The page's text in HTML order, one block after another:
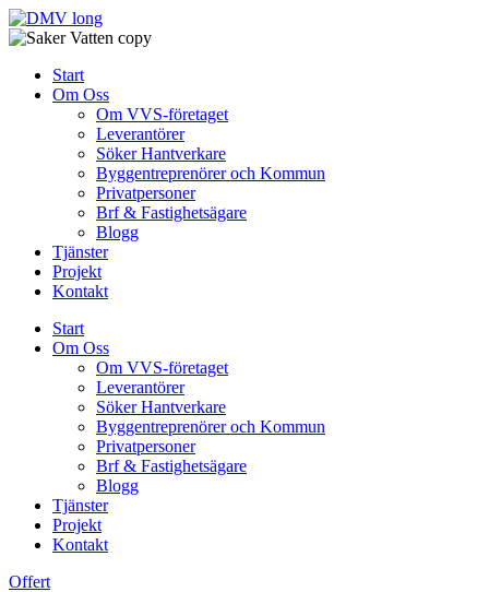
Skip
to
Start
Om Oss
Om VVS-företaget
Leverantörer
Söker Hantverkare
Byggentreprenörer och Kommun
Privatpersoner
Brf & Fastighetsägare
Blogg
Tjänster
Projekt
Kontakt
Start
Om Oss
Om VVS-företaget
Leverantörer
Söker Hantverkare
Byggentreprenörer och Kommun
Privatpersoner
Brf & Fastighetsägare
Blogg
Tjänster
Projekt
Kontakt
Offert